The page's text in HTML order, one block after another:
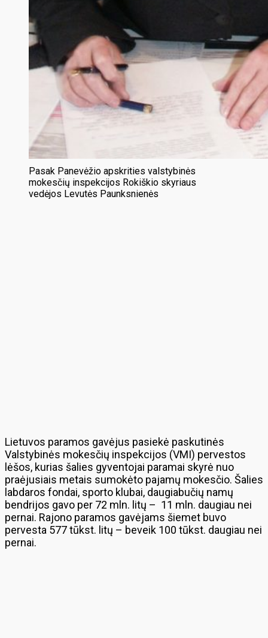
Pasak Panevėžio apskrities valstybinės
mokesčių inspekcijos Rokiškio skyriaus
vedėjos Levutės Paunksnienės
Lietuvos paramos gavėjus pasiekė paskutinės
Valstybinės mokesčių inspekcijos (VMI) pervestos
lėšos, kurias šalies gyventojai paramai skyrė nuo
praėjusiais metais sumokėto pajamų mokesčio. Šalies
labdaros fondai, sporto klubai, daugiabučių namų
bendrijos gavo per 72 mln. litų – 11 mln. daugiau nei
pernai. Rajono paramos gavėjams šiemet buvo
pervesta 577 tūkst. litų – beveik 100 tūkst. daugiau nei
pernai.